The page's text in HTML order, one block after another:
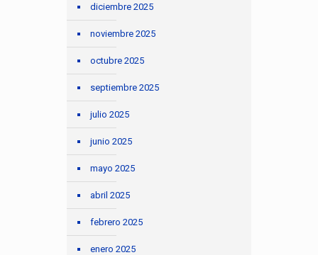
diciembre 2025
noviembre 2025
octubre 2025
septiembre 2025
julio 2025
junio 2025
mayo 2025
abril 2025
febrero 2025
enero 2025